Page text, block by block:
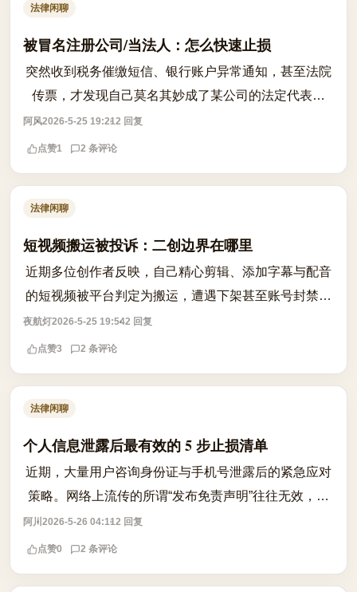
法律闲聊
被冒名注册公司/当法人：怎么快速止损
突然收到税务催缴短信、银行账户异常通知，甚至法院
传票，才发现自己莫名其妙成了某公司的法定代表人
——这并非个例，而是近年来频发的身份冒用风险。一
旦被冒名注册公司，不仅面临信用受损、账...
阿风2026-5-25 19:212 回复
点赞1 2 条评论
法律闲聊
短视频搬运被投诉：二创边界在哪里
近期多位创作者反映，自己精心剪辑、添加字幕与配音
的短视频被平台判定为搬运，遭遇下架甚至账号封禁。
问题核心在于：加了字幕、改了配乐、重新剪辑，是否
就构成合法二创？根据著作权法，改编权...
夜航灯2026-5-25 19:542 回复
点赞3 2 条评论
法律闲聊
个人信息泄露后最有效的 5 步止损清单
近期，大量用户咨询身份证与手机号泄露后的紧急应对
策略。网络上流传的所谓“发布免责声明”往往无效，不
仅无法阻断风险，还可能因反应迟缓错失黄金止损期。
面对信息泄露，恐慌无济于事，冷静执...
阿川 2026-5-26 04:112 回复
点赞0 2 条评论